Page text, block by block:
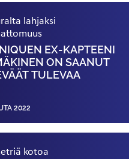
lahjaksi
EX-KAPTEENI
ON SAANUT
TULEVAA
2022
kotoa